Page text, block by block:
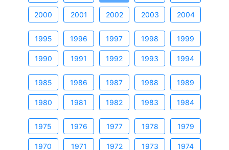
2000 2001 2002 2003 2004
1995 1996 1997 1998 1999
1990 1991 1992 1993 1994
1985 1986 1987 1988 1989
1980 1981 1982 1983 1984
1975 1976 1977 1978 1979
1970 1971 1972 1973 1974